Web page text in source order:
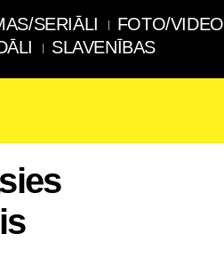
SERIĀLI FOTO/VIDEO
SLAVENĪBAS